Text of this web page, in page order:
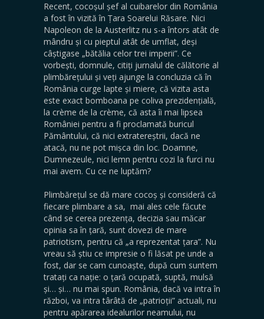
Recent, cocoșul șef al cuibarelor din România
a fost în vizită în Țara Soarelui Răsare. Nici
Napoleon de la Austerlitz nu s-a întors atât de
mândru și cu pieptul atât de umflat, deși
câștigase „bătălia celor trei imperii”. Ce
vorbești, domnule, citiți jurnalul de călătorie al
plimbărețului și veți ajunge la concluzia că în
România curge lapte și miere, că vizita asta
este exact bomboana pe coliva prezidențială,
la crème de la crème, că asta îi mai lipsea
României pentru a fi proclamată buricul
Pământului, că nici extratereștrii, dacă ne
atacă, nu ne pot mișca din loc. Doamne,
Dumnezeule, nici lemn pentru cozi la furci nu
mai avem. Cu ce ne luptăm?
Plimbărețul se dă mare cocoș și consideră că
fiecare plimbare a sa, mai ales cele făcute
când se cerea prezența, decizia sau măcar
opinia sa în țară, sunt dovezi de mare
patriotism, pentru că „a reprezentat țara”. Nu
vreau să știu ce impresie o fi lăsat pe unde a
fost, dar se cam cunoaște, după cum suntem
tratați ca nație: o țară ocupată, suptă, mulsă
și… și… nu mai spun. România, dacă va intra în
război, va intra târâtă de „patrioții” actuali, nu
pentru apărarea idealurilor neamului, nu